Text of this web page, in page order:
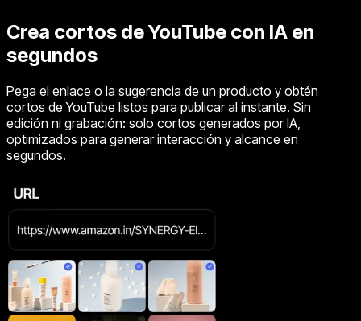
Crea cortos de YouTube con IA en
segundos
Pega el enlace o la sugerencia de un producto y obtén
cortos de YouTube listos para publicar al instante. Sin
edición ni grabación: solo cortos generados por IA,
optimizados para generar interacción y alcance en
segundos.